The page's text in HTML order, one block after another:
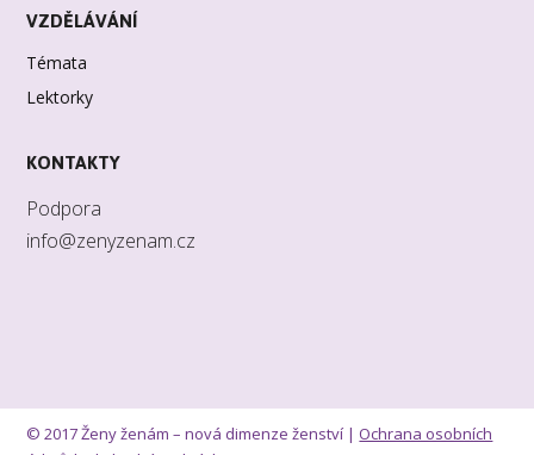
VZDĚLÁVÁNÍ
Témata
Lektorky
KONTAKTY
Podpora
info@zenyzenam.cz
© 2017 Ženy ženám – nová dimenze ženství | Ochrana osobních